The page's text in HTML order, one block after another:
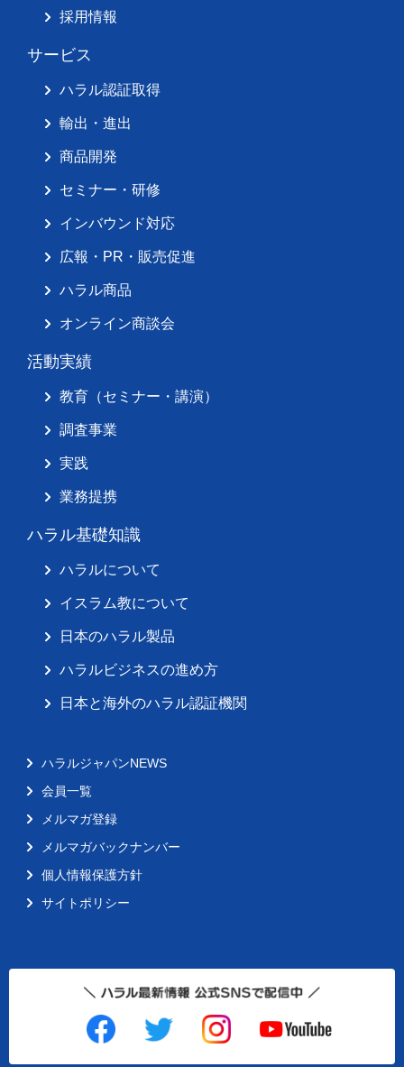
採用情報
サービス
ハラル認証取得
輸出・進出
商品開発
セミナー・研修
インバウンド対応
広報・PR・販売促進
ハラル商品
オンライン商談会
活動実績
教育（セミナー・講演）
調査事業
実践
業務提携
ハラル基礎知識
ハラルについて
イスラム教について
日本のハラル製品
ハラルビジネスの進め方
日本と海外のハラル認証機関
ハラルジャパンNEWS
会員一覧
メルマガ登録
メルマガバックナンバー
個人情報保護方針
サイトポリシー